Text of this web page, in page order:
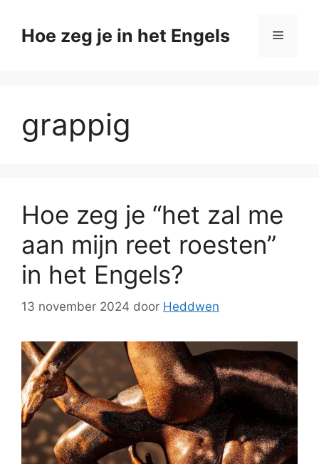
naarHoe zeg je in het Engels Menu
grappig
Hoe zeg je “het zal me
aan mijn reet roesten”
in het Engels?
13 november 2024 door Heddwen